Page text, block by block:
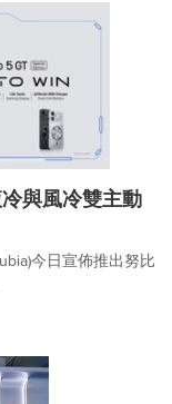
與風冷雙主動
今日宣佈推出努比